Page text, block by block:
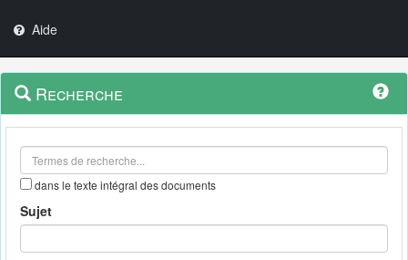
Aide
Navigation
outils
Menu
contextuel
Recherche
dans le texte intégral des documents
Sujet